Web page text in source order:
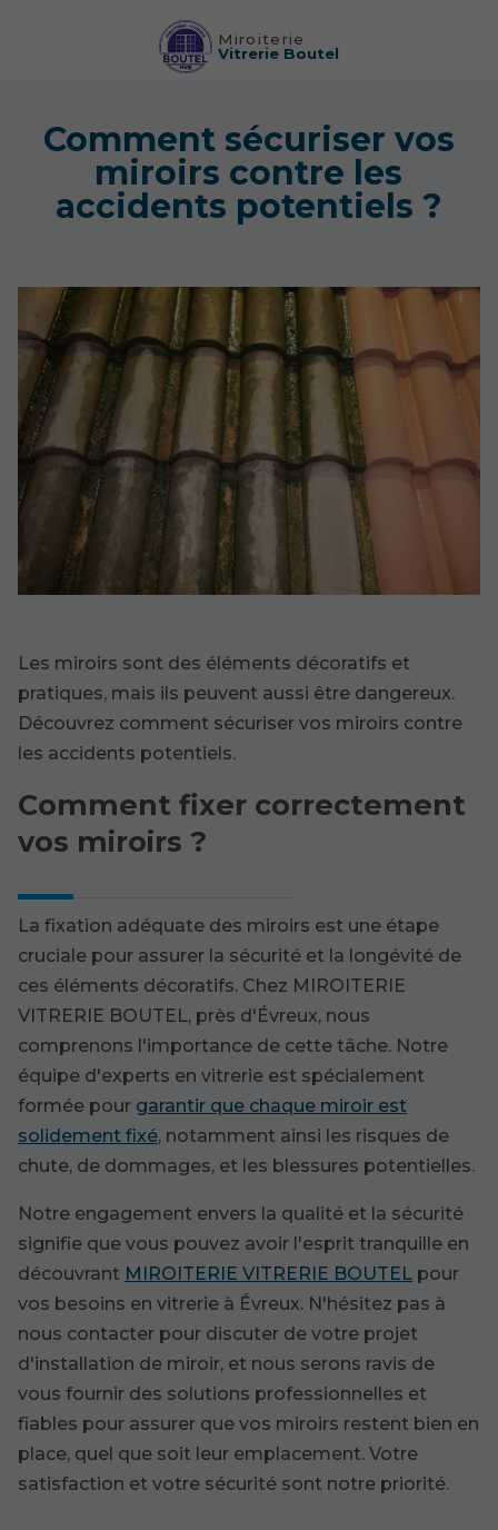
Miroiterie
Vitrerie Boutel
Comment sécuriser vos
miroirs contre les
accidents potentiels ?
Les miroirs sont des éléments décoratifs et
pratiques, mais ils peuvent aussi être dangereux.
Découvrez comment sécuriser vos miroirs contre
les accidents potentiels.
Comment fixer correctement
vos miroirs ?
La fixation adéquate des miroirs est une étape
cruciale pour assurer la sécurité et la longévité de
ces éléments décoratifs. Chez MIROITERIE
VITRERIE BOUTEL, près d'Évreux, nous
comprenons l'importance de cette tâche. Notre
équipe d'experts en vitrerie est spécialement
formée pour garantir que chaque miroir est
solidement fixé, notamment ainsi les risques de
chute, de dommages, et les blessures potentielles.
Notre engagement envers la qualité et la sécurité
signifie que vous pouvez avoir l'esprit tranquille en
découvrant MIROITERIE VITRERIE BOUTEL pour
vos besoins en vitrerie à Évreux. N'hésitez pas à
nous contacter pour discuter de votre projet
d'installation de miroir, et nous serons ravis de
vous fournir des solutions professionnelles et
fiables pour assurer que vos miroirs restent bien en
place, quel que soit leur emplacement. Votre
satisfaction et votre sécurité sont notre priorité.